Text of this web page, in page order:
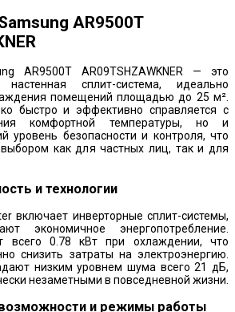
AR9500T
AR9500T AR09TSHZAWKNER — это
настенная сплит-система, идеально
помещений площадью до 25 м².
быстро и эффективно справляется с
комфортной температуры, но и
уровень безопасности и контроля, что
как для частных лиц, так и для
и технологии
включает инверторные сплит-системы,
экономичное энергопотребление.
всего 0.78 кВт при охлаждении, что
снизить затраты на электроэнергию.
низким уровнем шума всего 21 дБ,
незаметными в повседневной жизни.
и режимы работы